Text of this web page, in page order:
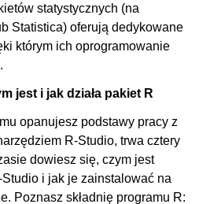
statystycznych (na
Statistica) oferują dedykowane
którym ich oprogramowanie
jest i jak działa pakiet R
opanujesz podstawy pracy z
R-Studio, trwa cztery
dowiesz się, czym jest
i jak je zainstalować na
Poznasz składnię programu R: